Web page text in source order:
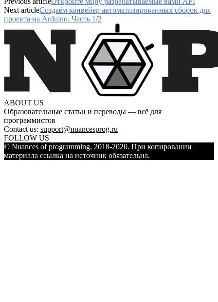
Next articleСоздаём конвейер автоматизированных сборок для
проекта на Arduino. Часть 1/2
ABOUT US
Образовательные статьи и переводы — всё для
программистов
Contact us: support@nuancesprog.ru
FOLLOW US
© Nuances of programming, 2018-2020. При копировании
материала ссылка на источник обязательна.